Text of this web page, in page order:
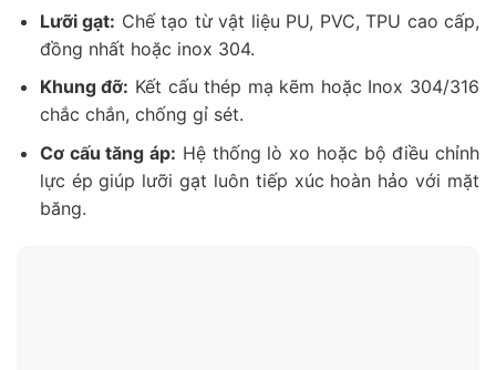
Lưỡi gạt: Chế tạo từ vật liệu PU, PVC, TPU cao cấp,
đồng nhất hoặc inox 304.
Khung đỡ: Kết cấu thép mạ kẽm hoặc Inox 304/316
chắc chắn, chống gỉ sét.
Cơ cấu tăng áp: Hệ thống lò xo hoặc bộ điều chỉnh
lực ép giúp lưỡi gạt luôn tiếp xúc hoàn hảo với mặt
băng.